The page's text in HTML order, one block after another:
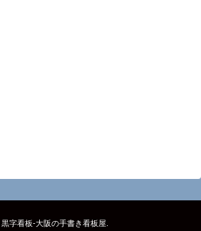
黒字看板‐大阪の手書き看板屋